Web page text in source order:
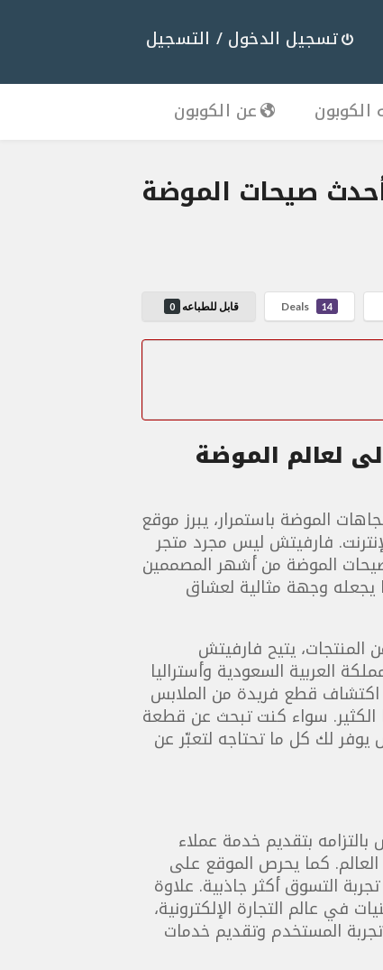
تسجيل الدخول / التسجيل
الكوبون عن الكوبون
صيحات الموضة
Deals 14 قابل للطباعه 0
لعالم الموضة
الموضة باستمرار، يبرز موقع
فارفيتش ليس مجرد متجر
الموضة من أشهر المصممين
يجعله وجهة مثالية لعشاق
يتيح فارفيتش
العربية السعودية وأستراليا
اكتشاف قطع فريدة من الملابس
الكثير. سواء كنت تبحث عن قطعة
لك كل ما تحتاجه لتعبّر عن
بتقديم خدمة عملاء
كما يحرص الموقع على
التسوق أكثر جاذبية. علاوة
في عالم التجارة الإلكترونية،
المستخدم وتقديم خدمات